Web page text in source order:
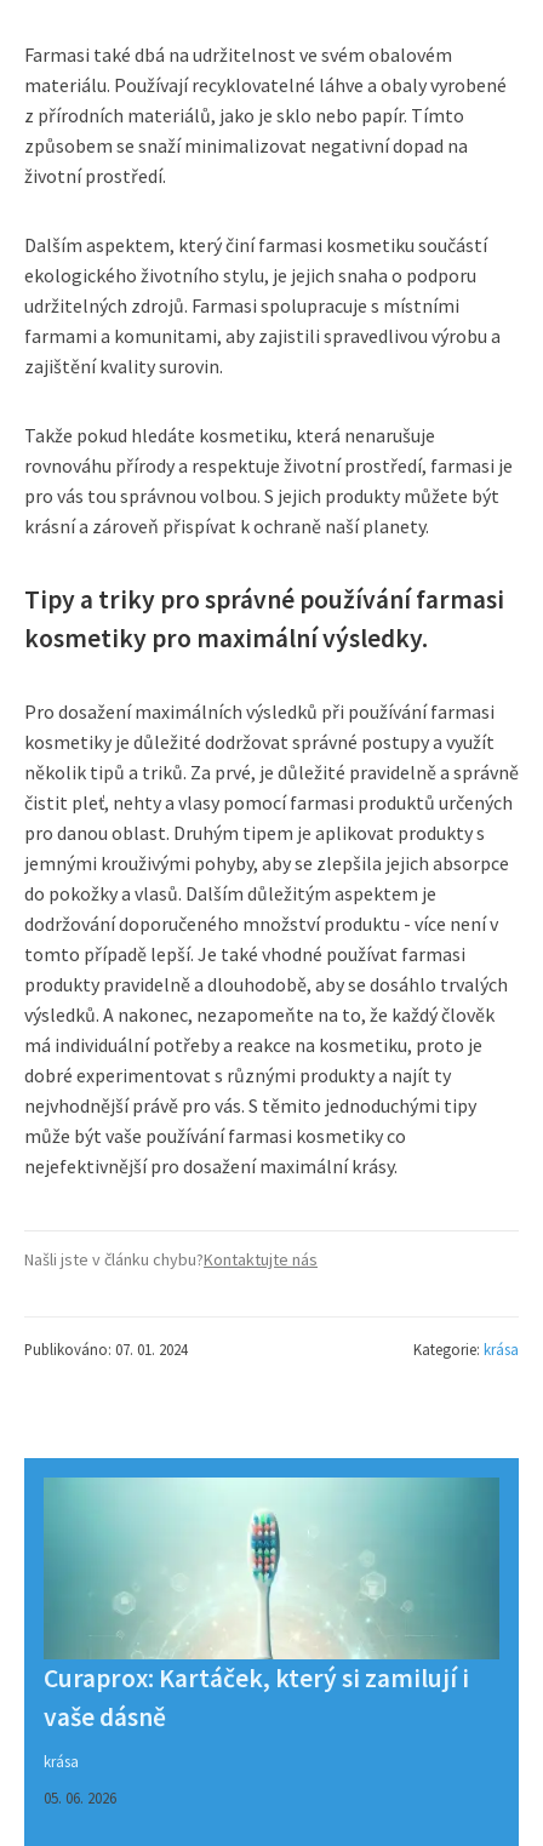
Farmasi také dbá na udržitelnost ve svém obalovém
materiálu. Používají recyklovatelné láhve a obaly vyrobené
z přírodních materiálů, jako je sklo nebo papír. Tímto
způsobem se snaží minimalizovat negativní dopad na
životní prostředí.
Dalším aspektem, který činí farmasi kosmetiku součástí
ekologického životního stylu, je jejich snaha o podporu
udržitelných zdrojů. Farmasi spolupracuje s místními
farmami a komunitami, aby zajistili spravedlivou výrobu a
zajištění kvality surovin.
Takže pokud hledáte kosmetiku, která nenarušuje
rovnováhu přírody a respektuje životní prostředí, farmasi je
pro vás tou správnou volbou. S jejich produkty můžete být
krásní a zároveň přispívat k ochraně naší planety.
Tipy a triky pro správné používání farmasi
kosmetiky pro maximální výsledky.
Pro dosažení maximálních výsledků při používání farmasi
kosmetiky je důležité dodržovat správné postupy a využít
několik tipů a triků. Za prvé, je důležité pravidelně a správně
čistit pleť, nehty a vlasy pomocí farmasi produktů určených
pro danou oblast. Druhým tipem je aplikovat produkty s
jemnými krouživými pohyby, aby se zlepšila jejich absorpce
do pokožky a vlasů. Dalším důležitým aspektem je
dodržování doporučeného množství produktu - více není v
tomto případě lepší. Je také vhodné používat farmasi
produkty pravidelně a dlouhodobě, aby se dosáhlo trvalých
výsledků. A nakonec, nezapomeňte na to, že každý člověk
má individuální potřeby a reakce na kosmetiku, proto je
dobré experimentovat s různými produkty a najít ty
nejvhodnější právě pro vás. S těmito jednoduchými tipy
může být vaše používání farmasi kosmetiky co
nejefektivnější pro dosažení maximální krásy.
Našli jste v článku chybu?Kontaktujte nás
Publikováno: 07. 01. 2024 Kategorie: krása
Curaprox: Kartáček, který si zamilují i
vaše dásně
krása
05. 06. 2026